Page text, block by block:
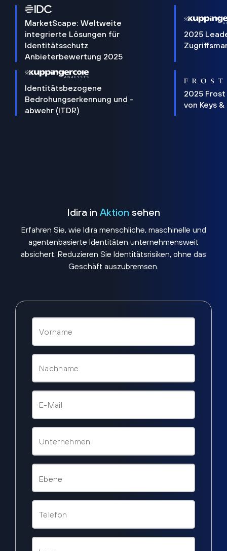
MarketScape: Weltweite
integrierte Lösungen für
Identitätsschutz
Anbieterbewertung 2025
2025
Identitätsbezogene
Bedrohungserkennung und -
abwehr (ITDR)
2025 Frost
von Keys
Idira in Aktion sehen
Erfahren Sie, wie Idira menschliche, maschinelle und
agentenbasierte Identitäten unternehmensweit
absichert. Reduzieren Sie Identitätsrisiken, ohne das
Geschäft auszubremsen.